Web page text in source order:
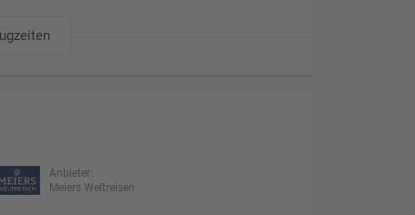
Anbieter:
Meiers Weltreisen